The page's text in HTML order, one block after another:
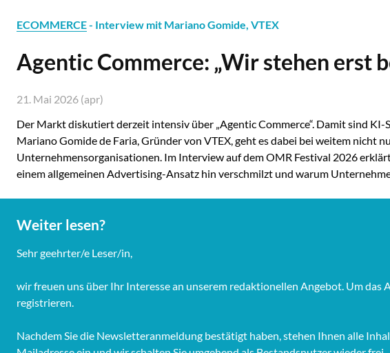
ECOMMERCE- Interview mit Mariano Gomide, VTEX
Agentic Commerce: „Wir stehen erst
21. Mai 2026 (apr)
Der Markt diskutiert derzeit intensiv über „Agentic Commerce“. Damit sind
Mariano Gomide de Faria, Gründer von VTEX, geht es dabei bei weitem nicht
Unternehmensorganisationen. Im Interview auf dem OMR Festival 2026
einem allgemeinen Advertising-Ansatz hin verschmilzt und warum
Weiter lesen?
Sehr geehrter/e Leser/in,
wir freuen uns über Ihr Interesse an unserem redaktionellen Angebot. Um
registrieren.
Nachdem Sie die Newsletteranmeldung bestätigt haben, stehen Ihnen alle